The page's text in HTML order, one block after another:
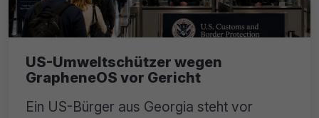
US-Umweltschützer wegen
GrapheneOS vor Gericht
Ein US-Bürger aus Georgia steht vor